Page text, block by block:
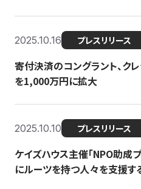
2025.10.16 プレスリリース
寄付決済のコングラント、ク
を1,000万円に拡大
2025.10.10 プレスリリース
ケイズハウス主催「NPO助成
にルーツを持つ人々を支援す